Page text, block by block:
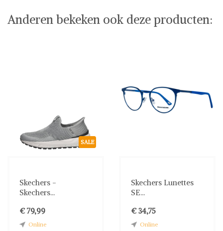
Anderen bekeken ook deze producten:
SALE
Skechers -
Skechers...
€ 79,99
Online
Skechers Lunettes
SE...
€ 34,75
Online